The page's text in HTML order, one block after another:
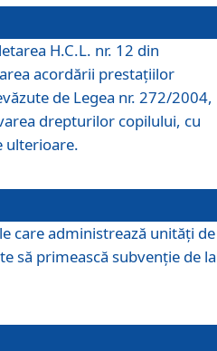
H.C.L. nr. 12 din
acordării prestaţiilor
de Legea nr. 272/2004,
drepturilor copilului, cu
ulterioare.
care administrează unităţi de
să primească subvenţie de la